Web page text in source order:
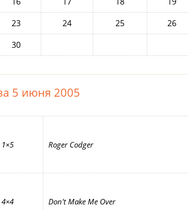
23 24 25
26
30
5 июня 2005
1×5 Roger Codger
4×4 Don't Make Me Over